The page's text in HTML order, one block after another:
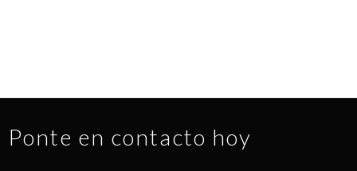
Ponte en contacto hoy